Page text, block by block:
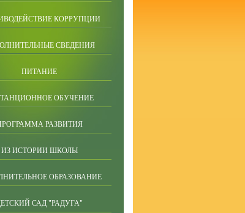
КОРРУПЦИИ
СВЕДЕНИЯ
ПИТАНИЕ
ОБУЧЕНИЕ
РАЗВИТИЯ
ИЗ ИСТОРИИ ШКОЛЫ
ОБРАЗОВАНИЕ
САД "РАДУГА"